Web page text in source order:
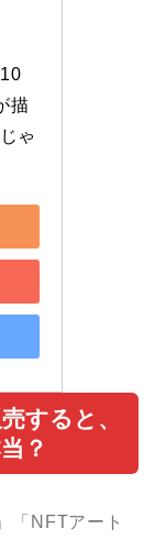
描
ゃ
すると、
？
「NFTアート